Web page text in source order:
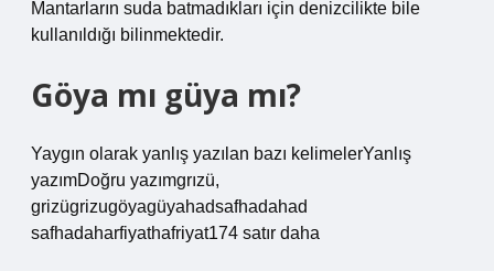
Mantarların suda batmadıkları için denizcilikte bile
kullanıldığı bilinmektedir.
Göya mı güya mı?
Yaygın olarak yanlış yazılan bazı kelimelerYanlış
yazımDoğru yazımgrızü,
grizügrizugöyagüyahadsafhadahad
safhadaharfiyathafriyat174 satır daha